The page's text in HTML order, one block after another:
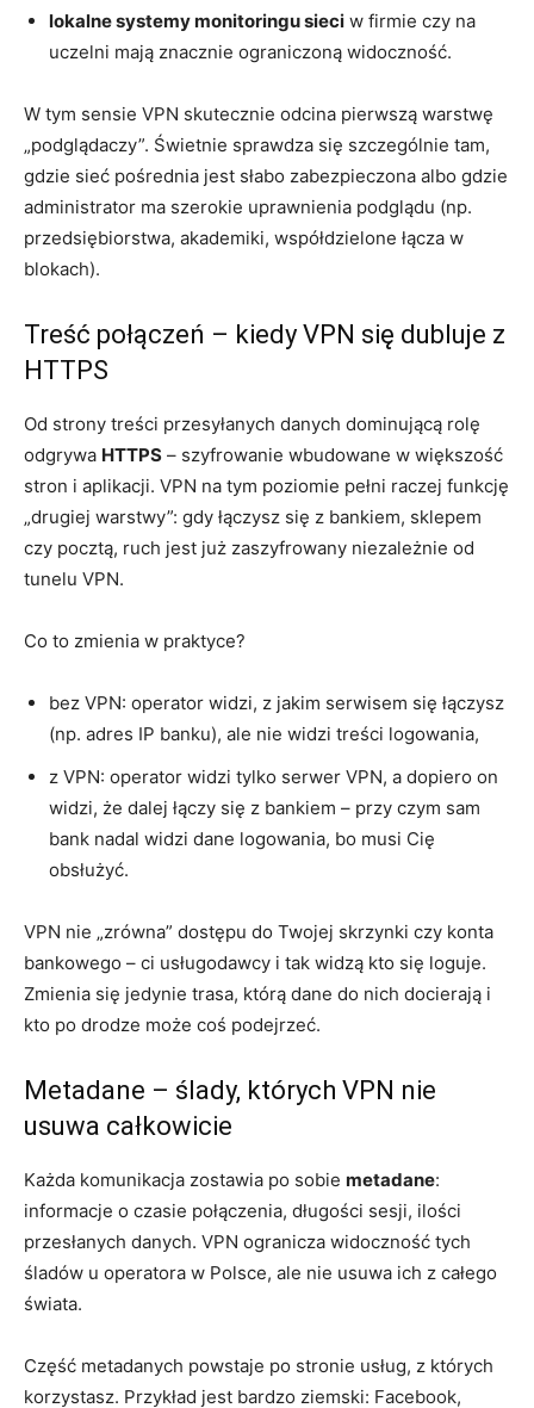
lokalne systemy monitoringu sieci w firmie czy na
uczelni mają znacznie ograniczoną widoczność.
W tym sensie VPN skutecznie odcina pierwszą warstwę
„podglądaczy”. Świetnie sprawdza się szczególnie tam,
gdzie sieć pośrednia jest słabo zabezpieczona albo gdzie
administrator ma szerokie uprawnienia podglądu (np.
przedsiębiorstwa, akademiki, współdzielone łącza w
blokach).
Treść połączeń – kiedy VPN się dubluje z
HTTPS
Od strony treści przesyłanych danych dominującą rolę
odgrywa HTTPS – szyfrowanie wbudowane w większość
stron i aplikacji. VPN na tym poziomie pełni raczej funkcję
„drugiej warstwy”: gdy łączysz się z bankiem, sklepem
czy pocztą, ruch jest już zaszyfrowany niezależnie od
tunelu VPN.
Co to zmienia w praktyce?
bez VPN: operator widzi, z jakim serwisem się łączysz
(np. adres IP banku), ale nie widzi treści logowania,
z VPN: operator widzi tylko serwer VPN, a dopiero on
widzi, że dalej łączy się z bankiem – przy czym sam
bank nadal widzi dane logowania, bo musi Cię
obsłużyć.
VPN nie „zrówna” dostępu do Twojej skrzynki czy konta
bankowego – ci usługodawcy i tak widzą kto się loguje.
Zmienia się jedynie trasa, którą dane do nich docierają i
kto po drodze może coś podejrzeć.
Metadane – ślady, których VPN nie
usuwa całkowicie
Każda komunikacja zostawia po sobie metadane:
informacje o czasie połączenia, długości sesji, ilości
przesłanych danych. VPN ogranicza widoczność tych
śladów u operatora w Polsce, ale nie usuwa ich z całego
świata.
Część metadanych powstaje po stronie usług, z których
korzystasz. Przykład jest bardzo ziemski: Facebook,